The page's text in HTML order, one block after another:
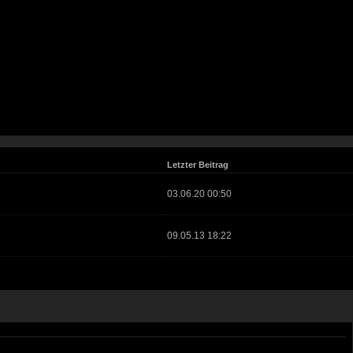
Letzter Beitrag
03.06.20 00:50
09.05.13 18:22